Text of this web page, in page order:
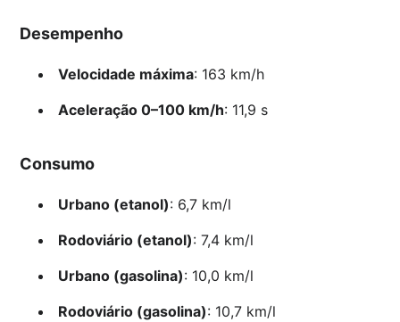
Desempenho
Velocidade máxima: 163 km/h
Aceleração 0–100 km/h: 11,9 s
Consumo
Urbano (etanol): 6,7 km/l
Rodoviário (etanol): 7,4 km/l
Urbano (gasolina): 10,0 km/l
Rodoviário (gasolina): 10,7 km/l